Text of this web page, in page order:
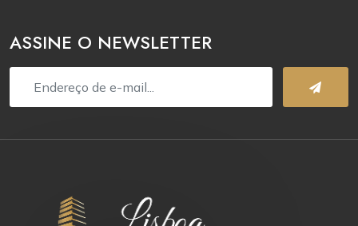
ASSINE O NEWSLETTER